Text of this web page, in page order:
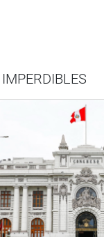
IMPERDIBLES